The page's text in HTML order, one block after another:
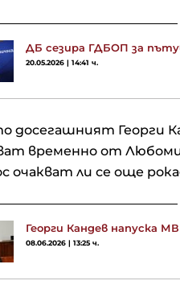
ДБ сезира ГДБОП за
20.05.2026 | 14:41 ч.
досегашният Георги
временно от
очакват ли се още
Георги Кандев напуска
08.06.2026 | 13:25 ч.